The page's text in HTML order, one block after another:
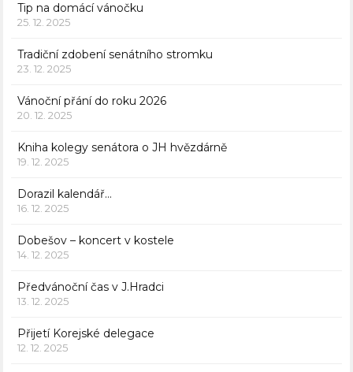
Tip na domácí vánočku
25. 12. 2025
Tradiční zdobení senátního stromku
23. 12. 2025
Vánoční přání do roku 2026
20. 12. 2025
Kniha kolegy senátora o JH hvězdárně
19. 12. 2025
Dorazil kalendář…
16. 12. 2025
Dobešov – koncert v kostele
14. 12. 2025
Předvánoční čas v J.Hradci
13. 12. 2025
Přijetí Korejské delegace
12. 12. 2025